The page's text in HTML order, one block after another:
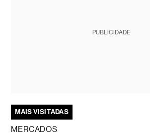
PUBLICIDADE
MAIS VISITADAS
MERCADOS